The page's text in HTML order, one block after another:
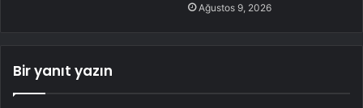
Ağustos 9, 2026
Bir yanıt yazın